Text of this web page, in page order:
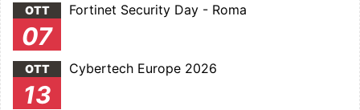
OTT
07
Fortinet Security Day - Roma
OTT
13
Cybertech Europe 2026